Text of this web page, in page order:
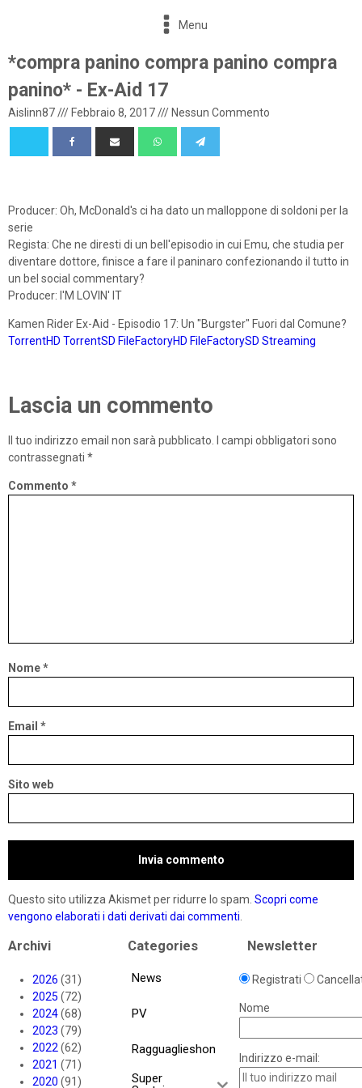
Menu
*compra panino compra panino compra
panino* - Ex-Aid 17
Aislinn87/// Febbraio 8, 2017/// Nessun Commento
Producer: Oh, McDonald's ci ha dato un malloppone di soldoni per la
serie
Regista: Che ne diresti di un bell'episodio in cui Emu, che studia per
diventare dottore, finisce a fare il paninaro confezionando il tutto in
un bel social commentary?
Producer: I'M LOVIN' IT
Kamen Rider Ex-Aid - Episodio 17: Un "Burgster" Fuori dal Comune?
TorrentHD TorrentSD FileFactoryHD FileFactorySD Streaming
Lascia un commento
Il tuo indirizzo email non sarà pubblicato.
I campi obbligatori sono
contrassegnati *
Commento *
Nome*
Email *
Sito web
Questo sito utilizza Akismet per ridurre lo spam. Scopri come
vengono elaborati i dati derivati dai commenti.
Archivi
2026 (31)
2025 (72)
2024(68)
2023 (79)
2022(62)
2021 (71)
2020 (91)
Categories
News
PV
Ragguaglieshon
Super
Newsletter
Registrati
Nome
Indirizzo e-mail: